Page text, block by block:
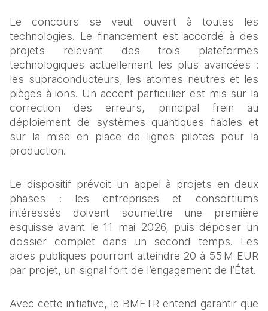
Le concours se veut ouvert à toutes les
technologies. Le financement est accordé à des
projets relevant des trois plateformes
technologiques actuellement les plus avancées :
les supraconducteurs, les atomes neutres et les
pièges à ions. Un accent particulier est mis sur la
correction des erreurs, principal frein au
déploiement de systèmes quantiques fiables et
sur la mise en place de lignes pilotes pour la
production.
Le dispositif prévoit un appel à projets en deux
phases : les entreprises et consortiums
intéressés doivent soumettre une première
esquisse avant le 11 mai 2026, puis déposer un
dossier complet dans un second temps. Les
aides publiques pourront atteindre 20 à 55 M EUR
par projet, un signal fort de l’engagement de l’État.
Avec cette initiative, le BMFTR entend garantir que